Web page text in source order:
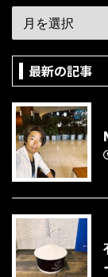
最新の記事